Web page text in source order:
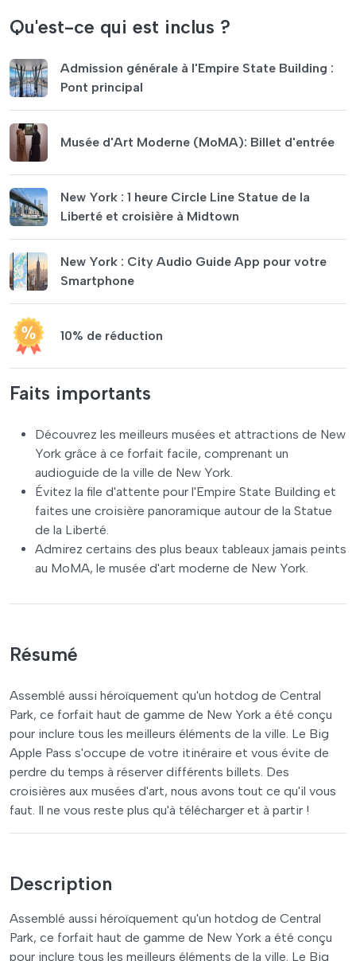
Qu'est-ce qui est inclus ?
Admission générale à l'Empire State Building :
Pont principal
Musée d'Art Moderne (MoMA): Billet d'entrée
New York : 1 heure Circle Line Statue de la
Liberté et croisière à Midtown
New York : City Audio Guide App pour votre
Smartphone
10% de réduction
Faits importants
Découvrez les meilleurs musées et attractions de New
York grâce à ce forfait facile, comprenant un
audioguide de la ville de New York.
Évitez la file d'attente pour l'Empire State Building et
faites une croisière panoramique autour de la Statue
de la Liberté.
Admirez certains des plus beaux tableaux jamais peints
au MoMA, le musée d'art moderne de New York.
Résumé
Assemblé aussi héroïquement qu'un hotdog de Central
Park, ce forfait haut de gamme de New York a été conçu
pour inclure tous les meilleurs éléments de la ville. Le Big
Apple Pass s'occupe de votre itinéraire et vous évite de
perdre du temps à réserver différents billets. Des
croisières aux musées d'art, nous avons tout ce qu'il vous
faut. Il ne vous reste plus qu'à télécharger et à partir !
Description
Assemblé aussi héroïquement qu'un hotdog de Central
Park, ce forfait haut de gamme de New York a été conçu
pour inclure tous les meilleurs éléments de la ville. Le Big